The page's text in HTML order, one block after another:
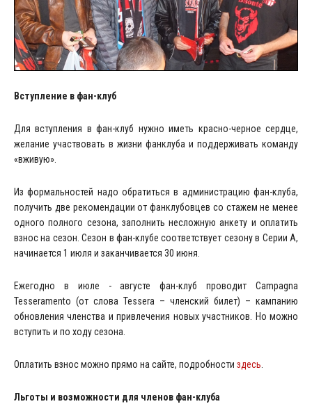
Вступление в фан-клуб
Для вступления в фан-клуб нужно иметь красно-черное сердце,
желание участвовать в жизни фанклуба и поддерживать команду
«вживую».
Из формальностей надо обратиться в администрацию фан-клуба,
получить две рекомендации от фанклубовцев со стажем не менее
одного полного сезона, заполнить несложную анкету и оплатить
взнос на сезон. Сезон в фан-клубе соответствует сезону в Серии А,
начинается 1 июля и заканчивается 30 июня.
Ежегодно в июле - августе фан-клуб проводит Campagna
Tesseramento (от слова Tessera – членский билет) – кампанию
обновления членства и привлечения новых участников. Но можно
вступить и по ходу сезона.
Оплатить взнос можно прямо на сайте, подробности здесь.
Льготы и возможности для членов фан-клуба